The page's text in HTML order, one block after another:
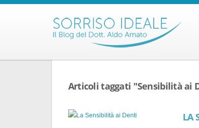
Articoli taggati "Sensibilità ai
LA